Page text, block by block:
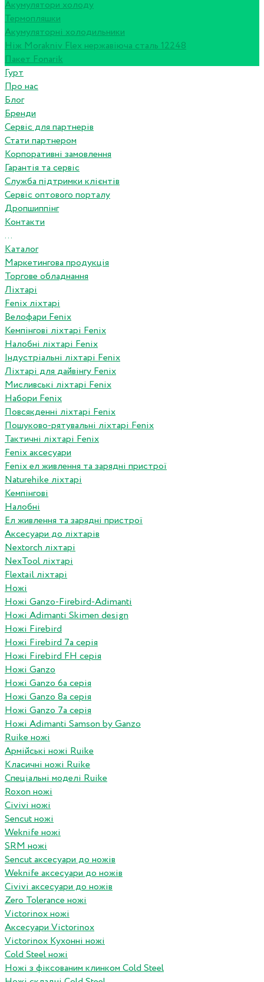
Акумулятори холоду
Термопляшки
Акумуляторні холодильники
Ніж Morakniv Flex нержавіюча сталь 12248
Пакет Fonarik
Гурт
Про нас
Блог
Бренди
Сервіс для партнерів
Стати партнером
Корпоративні замовлення
Гарантія та сервіс
Служба підтримки клієнтів
Сервіс оптового порталу
Дропшиппінг
Контакти
...
Каталог
Маркетингова продукція
Торгове обладнання
Ліхтарі
Fenix ліхтарі
Велофари Fenix
Кемпінгові ліхтарі Fenix
Налобні ліхтарі Fenix
Індустріальні ліхтарі Fenix
Ліхтарі для дайвінгу Fenix
Мисливські ліхтарі Fenix
Набори Fenix
Повсякденні ліхтарі Fenix
Пошуково-рятувальні ліхтарі Fenix
Тактичні ліхтарі Fenix
Fenix аксесуари
Fenix ел живлення та зарядні пристрої
Naturehike ліхтарі
Кемпінгові
Налобні
Ел живлення та зарядні пристрої
Аксесуари до ліхтарів
Nextorch ліхтарі
NexTool ліхтарі
Flextail ліхтарі
Ножі
Ножі Ganzo-Firebird-Adimanti
Ножі Adimanti Skimen design
Ножі Firebird
Ножі Firebird 7а серія
Ножі Firebird FH серія
Ножі Ganzo
Ножі Ganzo 6а серія
Ножі Ganzo 8а серія
Ножі Ganzo 7а серія
Ножі Adimanti Samson by Ganzo
Ruike ножі
Армійські ножі Ruike
Класичні ножі Ruike
Спеціальні моделі Ruike
Roxon ножi
Civivi ножі
Sencut ножі
Weknife ножі
SRM ножі
Sencut аксесуари до ножів
Weknife аксесуари до ножів
Civivi аксесуари до ножів
Zero Tolerance ножі
Victorinox ножі
Аксесуари Victorinox
Victorinox Кухонні ножі
Cold Steel ножі
Ножі з фіксованим клинком Cold Steel